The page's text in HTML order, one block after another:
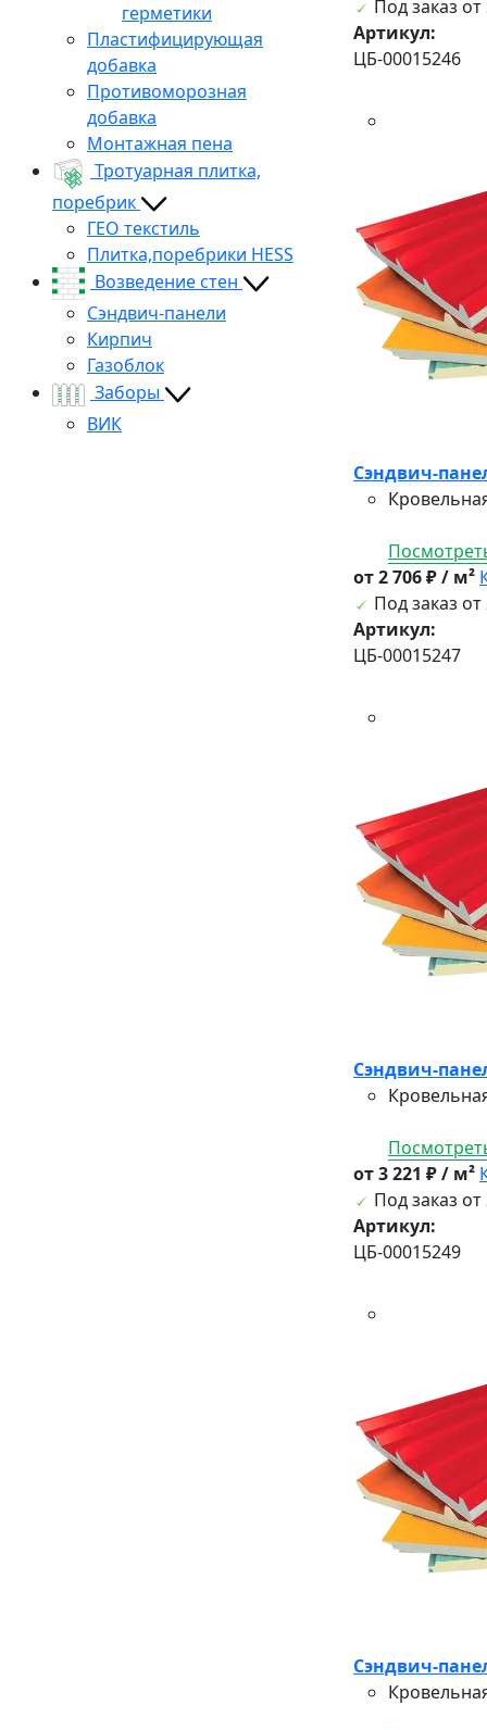
герметики
Пластифицирующая
добавка
Противоморозная
добавка
Монтажная пена
Тротуарная плитка,
поребрик
ГЕО текстиль
Плитка,поребрики HESS
Возведение стен
Сэндвич-панели
Кирпич
Газоблок
Заборы
ВИК
Под заказ
Артикул:
ЦБ-00015246
Сэндвич-
от 2 706 ₽ / м²
Под заказ от
Артикул:
ЦБ-00015247
Сэндвич-
от 3 221 ₽ / м²
Под заказ от
Артикул:
ЦБ-00015249
Сэндвич-